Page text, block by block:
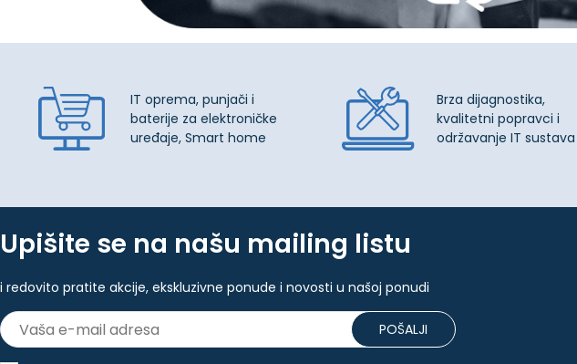
IT oprema, punjači i
baterije za elektroničke
uređaje, Smart home
Brza dijagnostika,
kvalitetni popravci i
održavanje IT sustava
Upišite se na našu mailing listu
i redovito pratite akcije, ekskluzivne ponude i novosti u našoj ponudi
POŠALJI